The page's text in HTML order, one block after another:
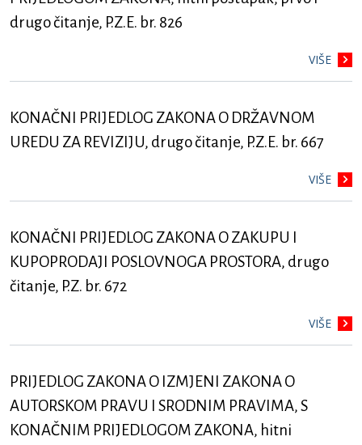
drugo čitanje, P.Z.E. br. 826
VIŠE
KONAČNI PRIJEDLOG ZAKONA O DRŽAVNOM
UREDU ZA REVIZIJU, drugo čitanje, P.Z.E. br. 667
VIŠE
KONAČNI PRIJEDLOG ZAKONA O ZAKUPU I
KUPOPRODAJI POSLOVNOGA PROSTORA, drugo
čitanje, P.Z. br. 672
VIŠE
PRIJEDLOG ZAKONA O IZMJENI ZAKONA O
AUTORSKOM PRAVU I SRODNIM PRAVIMA, S
KONAČNIM PRIJEDLOGOM ZAKONA, hitni